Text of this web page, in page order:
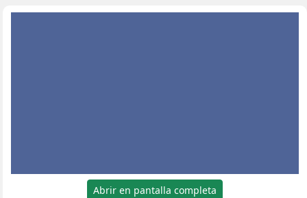
Abrir en pantalla completa